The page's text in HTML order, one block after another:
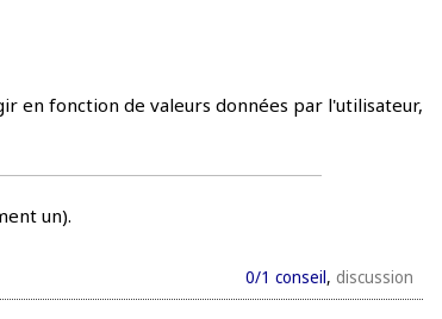
en fonction de valeurs données par l'utilisateur,
un).
0/1 conseil, discussion